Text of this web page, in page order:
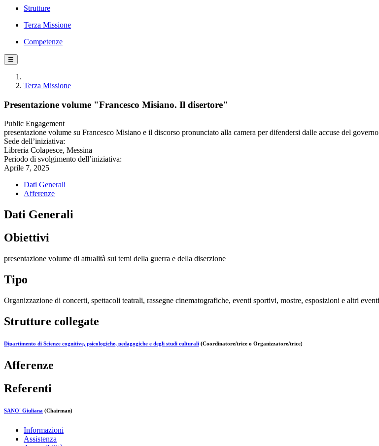
Strutture
Terza Missione
Competenze
☰
Terza Missione
Presentazione volume "Francesco Misiano. Il disertore"
Public Engagement
presentazione volume su Francesco Misiano e il discorso pronunciato alla camera per difendersi dalle accuse del
Sede dell’iniziativa:
Libreria Colapesce, Messina
Periodo di svolgimento dell’iniziativa:
Aprile 7, 2025
Dati Generali
Afferenze
Dati Generali
Obiettivi
presentazione volume di attualità sui temi della guerra e della diserzione
Tipo
Organizzazione di concerti, spettacoli teatrali, rassegne cinematografiche, eventi sportivi, mostre, esposizioni e altri
Strutture collegate
Dipartimento di Scienze cognitive, psicologiche, pedagogiche e degli studi culturali (Coordinatore/trice o Organizzatore/trice)
Afferenze
Referenti
SANO' Giuliana (Chairman)
Informazioni
Assistenza